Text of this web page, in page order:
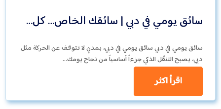
سائق يومي في دبي | سائقك الخاص… كل…
سائق يومي في دبي سائق يومي في دبي، بمدنٍ لا تتوقف عن الحركة مثل
دبي، يصبح التنقّل الذكي جزءاً أساسياً من نجاح يومك…
اقرأ اكثر